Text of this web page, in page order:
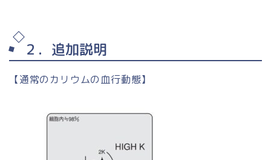
２．追加説明
【通常のカリウムの血行動態】